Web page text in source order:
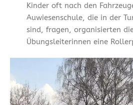
Kinder oft nach den
Auwiesenschule, die in der
sind, fragen, organisierten
Übungsleiterinnen eine